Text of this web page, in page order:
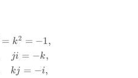
\begin{cases}
= k2 = −1,
ji = −k,
kj = −i,